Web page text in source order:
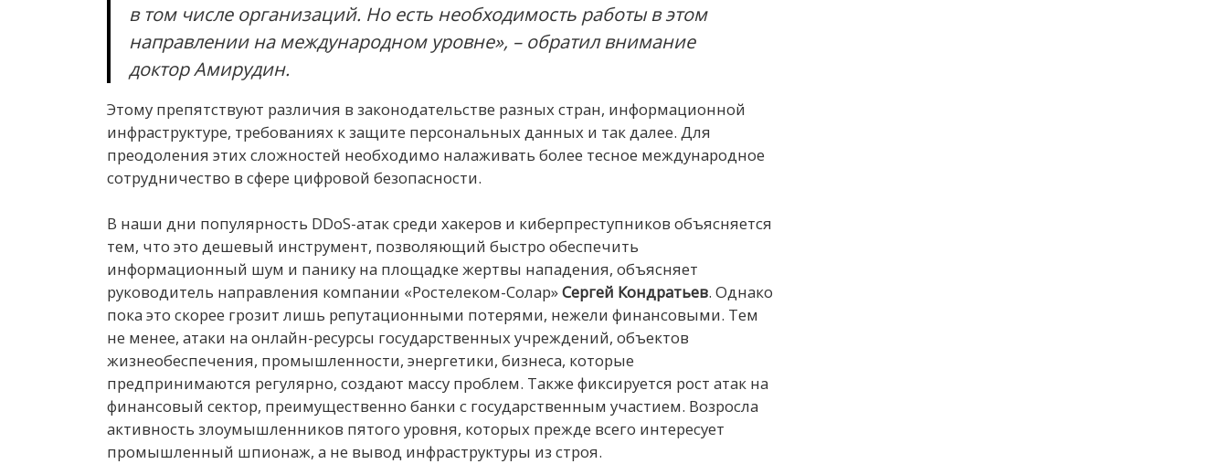
в том числе организаций. Но есть необходимость работы в этом
направлении на международном уровне», – обратил внимание
доктор Амирудин.
Этому препятствуют различия в законодательстве разных стран, информационной
инфраструктуре, требованиях к защите персональных данных и так далее. Для
преодоления этих сложностей необходимо налаживать более тесное международное
сотрудничество в сфере цифровой безопасности.
В наши дни популярность DDoS-атак среди хакеров и киберпреступников объясняется
тем, что это дешевый инструмент, позволяющий быстро обеспечить
информационный шум и панику на площадке жертвы нападения, объясняет
руководитель направления компании «Ростелеком-Солар»Сергей Кондратьев. Однако
пока это скорее грозит лишь репутационными потерями, нежели финансовыми. Тем
не менее, атаки на онлайн-ресурсы государственных учреждений, объектов
жизнеобеспечения, промышленности, энергетики, бизнеса, которые
предпринимаются регулярно, создают массу проблем. Также фиксируется рост атак на
финансовый сектор, преимущественно банки с государственным участием. Возросла
активность злоумышленников пятого уровня, которых прежде всего интересует
промышленный шпионаж, а не вывод инфраструктуры из строя.